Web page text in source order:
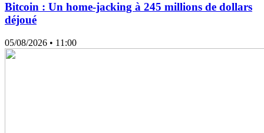
Bitcoin : Un home-jacking à 245 millions de dollars
déjoué
05/08/2026 • 11:00